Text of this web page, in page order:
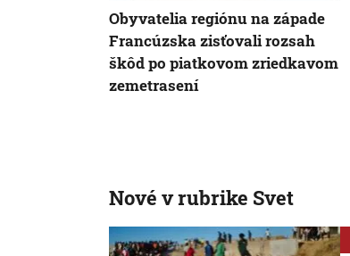
Obyvatelia regiónu na západe
Francúzska zisťovali rozsah
škôd po piatkovom zriedkavom
zemetrasení
Nové v rubrike Svet